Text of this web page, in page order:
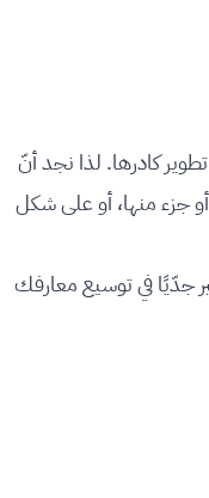
كادرها. لذا نجد أنّ
جزء منها، أو على شكل
جدّيًا في توسيع معارفك